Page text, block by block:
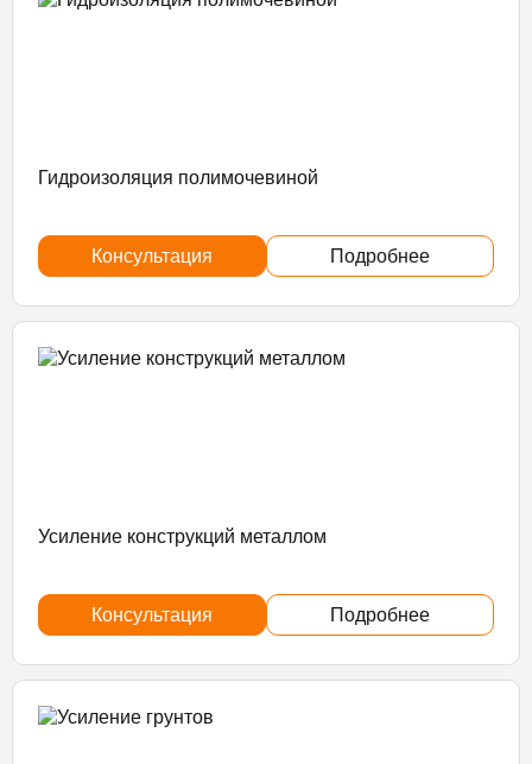
Гидроизоляция полимочевиной
Консультация Подробнее
Усиление конструкций металлом
Консультация Подробнее